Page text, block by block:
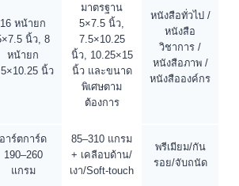
เทคนิคและตัวเลือกสินค้า
(Technical Specs
ำนวนหน้า, การพิมพ์, ขั้นต่ำ/ไทม์ไลน์
ปกมาตรฐาน
ที่แนะนำ
ตัวเลือก/ปรับ
แต่ง
เหมาะกับ